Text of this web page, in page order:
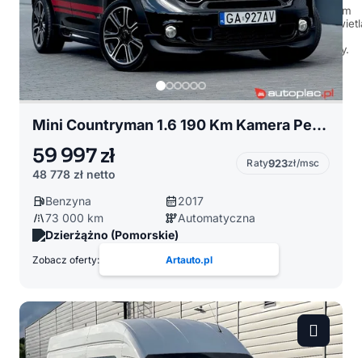
Mini Countryman 1.6 190 Km Kamera Pełen Serwis Zarejestrowana Fakutra VAT
59 997 zł
48 778 zł netto
Raty923zł/msc
Benzyna
2017
73 000 km
Automatyczna
Dzierżążno (Pomorskie)
Zobacz oferty: Artauto.pl